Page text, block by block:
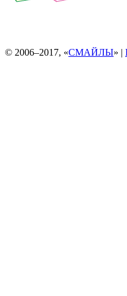
© 2006–2017, «СМАЙЛЫ» |